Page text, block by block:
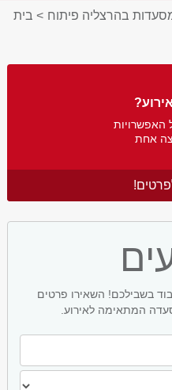
בהרצליה פיתוח > בית
האפשרויות
אחת
בשבילכם! השאירו פרטים
המתאימה לאירוע.